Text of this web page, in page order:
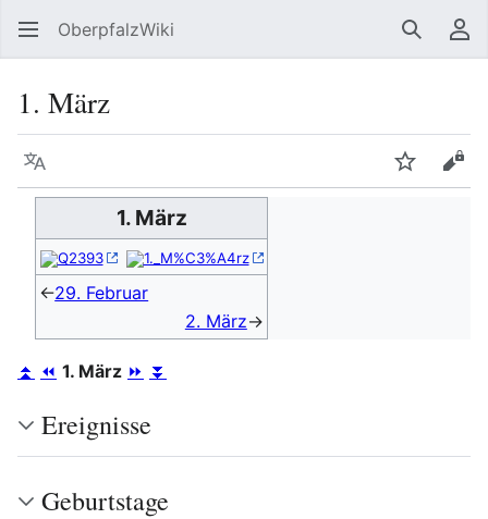
OberpfalzWiki Suchen
1. März
Sprache
1. März
Q2393 1._M%C3%A4rz
←29. Februar
2. März→
⏫ ⏪ 1. März ⏩ ⏬
Ereignisse
Geburtstage